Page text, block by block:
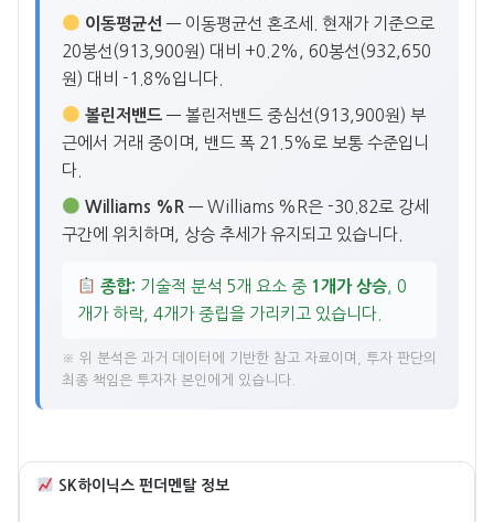
이동평균선 — 이동평균선 혼조세. 현재가 기준으로
20봉선(913,900원) 대비 +0.2%, 60봉선(932,650
원) 대비 -1.8%입니다.
볼린저밴드 — 볼린저밴드 중심선(913,900원) 부
근에서 거래 중이며, 밴드 폭 21.5%로 보통 수준입니
다.
Williams %R — Williams %R은 -30.82로 강세
구간에 위치하며, 상승 추세가 유지되고 있습니다.
종합: 기술적 분석 5개 요소 중 1개가 상승 , 0
개가 하락, 4개가 중립을 가리키고 있습니다.
※ 위 분석은 과거 데이터에 기반한 참고 자료이며, 투자 판단의
최종 책임은 투자자 본인에게 있습니다.
SK하이닉스 펀더멘탈 정보